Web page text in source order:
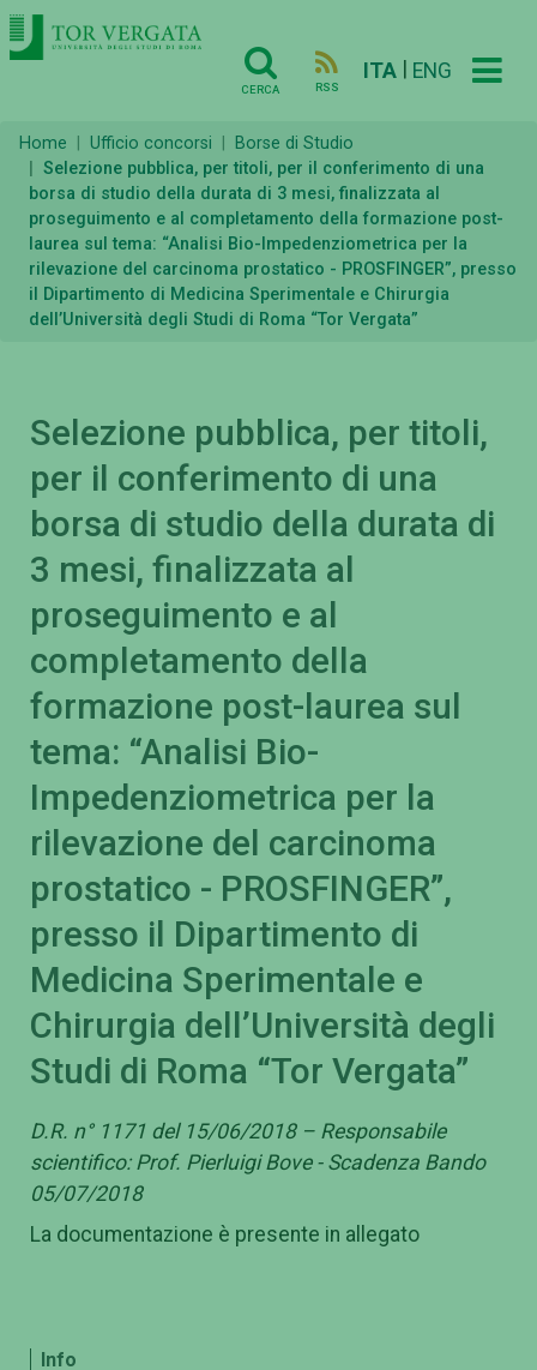
CERCA RSS
ITA ENG
Home Ufficio concorsi
Borse di Studio
Selezione pubblica, per titoli, per il conferimento di una
borsa di studio della durata di 3 mesi, finalizzata al
proseguimento e al completamento della formazione post-
laurea sul tema: “Analisi Bio-Impedenziometrica per la
rilevazione del carcinoma prostatico - PROSFINGER”, presso
il Dipartimento di Medicina Sperimentale e Chirurgia
dell’Università degli Studi di Roma “Tor Vergata”
Selezione pubblica, per titoli,
per il conferimento di una
borsa di studio della durata di
3 mesi, finalizzata al
proseguimento e al
completamento della
formazione post-laurea sul
tema: “Analisi Bio-
Impedenziometrica per la
rilevazione del carcinoma
prostatico - PROSFINGER”,
presso il Dipartimento di
Medicina Sperimentale e
Chirurgia dell’Università degli
Studi di Roma “Tor Vergata”
D.R. n° 1171 del 15/06/2018 – Responsabile
scientifico: Prof. Pierluigi Bove - Scadenza Bando
05/07/2018
La documentazione è presente in allegato
Info